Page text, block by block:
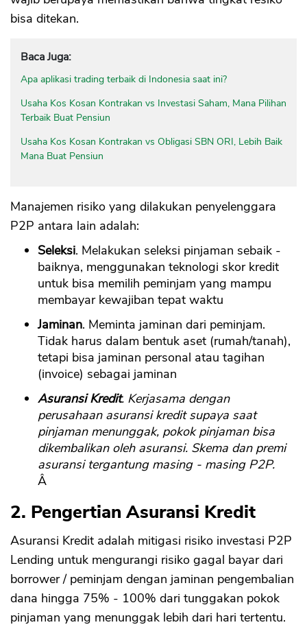
bisa ditekan.
Baca Juga:
Apa aplikasi trading terbaik di Indonesia saat ini?
Usaha Kos Kosan Kontrakan vs Investasi Saham, Mana Pilihan
Terbaik Buat Pensiun
Usaha Kos Kosan Kontrakan vs Obligasi SBN ORI, Lebih Baik
Mana Buat Pensiun
Manajemen risiko yang dilakukan penyelenggara
P2P antara lain adalah:
Seleksi. Melakukan seleksi pinjaman sebaik -
baiknya, menggunakan teknologi skor kredit
untuk bisa memilih peminjam yang mampu
membayar kewajiban tepat waktu
Jaminan. Meminta jaminan dari peminjam.
Tidak harus dalam bentuk aset (rumah/tanah),
tetapi bisa jaminan personal atau tagihan
(invoice) sebagai jaminan
Asuransi Kredit. Kerjasama dengan
perusahaan asuransi kredit supaya saat
pinjaman menunggak, pokok pinjaman bisa
dikembalikan oleh asuransi. Skema dan premi
asuransi tergantung masing - masing P2P.
Â
2. Pengertian Asuransi Kredit
Asuransi Kredit adalah mitigasi risiko investasi P2P
Lending untuk mengurangi risiko gagal bayar dari
borrower / peminjam dengan jaminan pengembalian
dana hingga 75% - 100% dari tunggakan pokok
pinjaman yang menunggak lebih dari hari tertentu.